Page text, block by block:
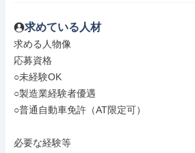
求めている人材
求める人物像
応募資格
○未経験OK
○製造業経験者優遇
○普通自動車免許（AT限定可）
必要な経験等